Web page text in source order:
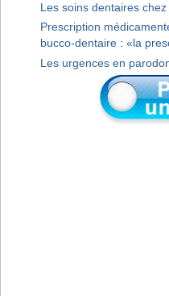
Les soins dentaires
Prescription
bucco-dentaire : «la
Les urgences en